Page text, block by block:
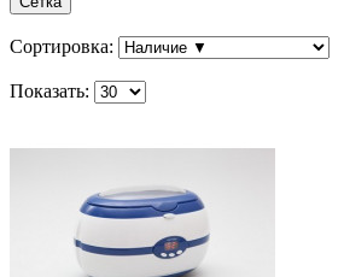
Сортировка:
Показать: